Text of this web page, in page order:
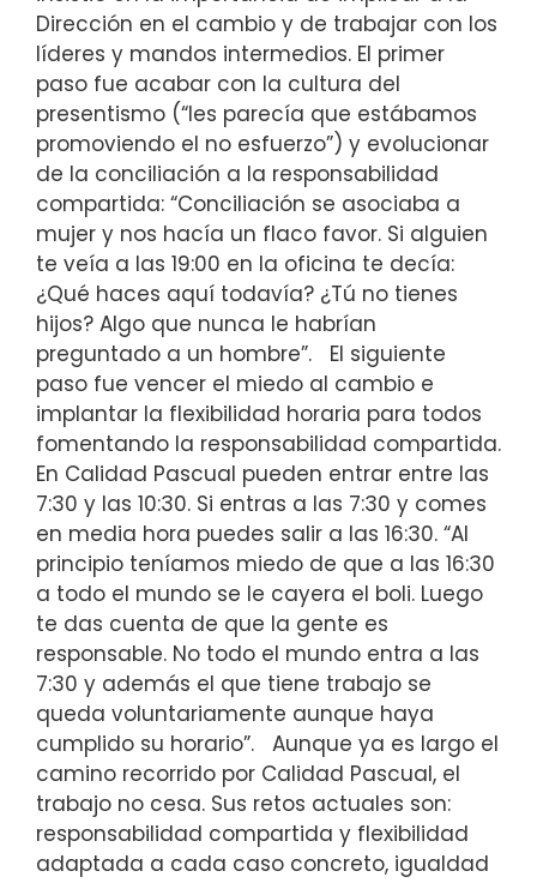
Dirección en el cambio y de trabajar con los
líderes y mandos intermedios. El primer
paso fue acabar con la cultura del
presentismo (“les parecía que estábamos
promoviendo el no esfuerzo”) y evolucionar
de la conciliación a la responsabilidad
compartida: “Conciliación se asociaba a
mujer y nos hacía un flaco favor. Si alguien
te veía a las 19:00 en la oficina te decía:
¿Qué haces aquí todavía? ¿Tú no tienes
hijos? Algo que nunca le habrían
preguntado a un hombre”.
El siguiente
paso fue vencer el miedo al cambio e
implantar la flexibilidad horaria para todos
fomentando la responsabilidad compartida.
En Calidad Pascual pueden entrar entre las
7:30 y las 10:30. Si entras a las 7:30 y comes
en media hora puedes salir a las 16:30. “Al
principio teníamos miedo de que a las 16:30
a todo el mundo se le cayera el boli. Luego
te das cuenta de que la gente es
responsable. No todo el mundo entra a las
7:30 y además el que tiene trabajo se
queda voluntariamente aunque haya
cumplido su horario”.
Aunque ya es largo el
camino recorrido por Calidad Pascual, el
trabajo no cesa. Sus retos actuales son:
responsabilidad compartida y flexibilidad
adaptada a cada caso concreto, igualdad